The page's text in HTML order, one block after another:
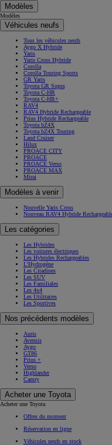
Modèles
Modèles
Véhicules neufs
Tous les véhicules neufs
Aygo X Hybride
Yaris
Yaris Cross Hybride
Corolla
Corolla Touring Sports
GR Yaris
Toyota GR Supra
Toyota C-HR
Toyota C-HR+
RAV4
RAV4 Hybride Rechargeable
Prius Hybride Rechargeable
Toyota bZ4X
Toyota bZ4X Touring
Land Cruiser
Hilux
PROACE CITY
PROACE
PROACE Verso
PROACE MAX
Mirai
Modèles à venir
Nouvelle Yaris Cross
Nouveau RAV4 Hybride
Les catégories
Les Hybrides
Les voitures électriques
Les Hybrides Rechargeables
L'Hydrogène
Les Citadines
Les SUV
Les Familiales
Les 4x4
Les Utilitaires
Les Sportives
Nos précédents modèles
Auris
Avensis
Aygo
GT86
Prius +
Verso
Highlander
Camry
Acheter une Toyota
Acheter une Toyota
Offres du moment
Réservation en ligne
Véhicules neufs en stock